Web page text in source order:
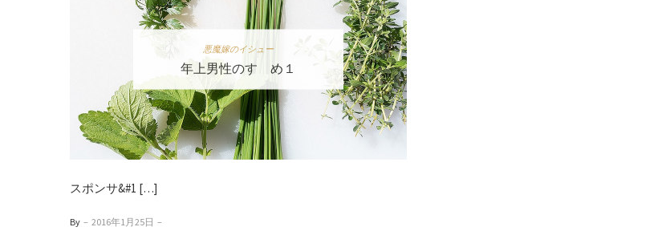
悪魔嫁のイシュー
年上男性のすゝめ１
スポンサ&#1 […]
By – 2016年1月25日 –